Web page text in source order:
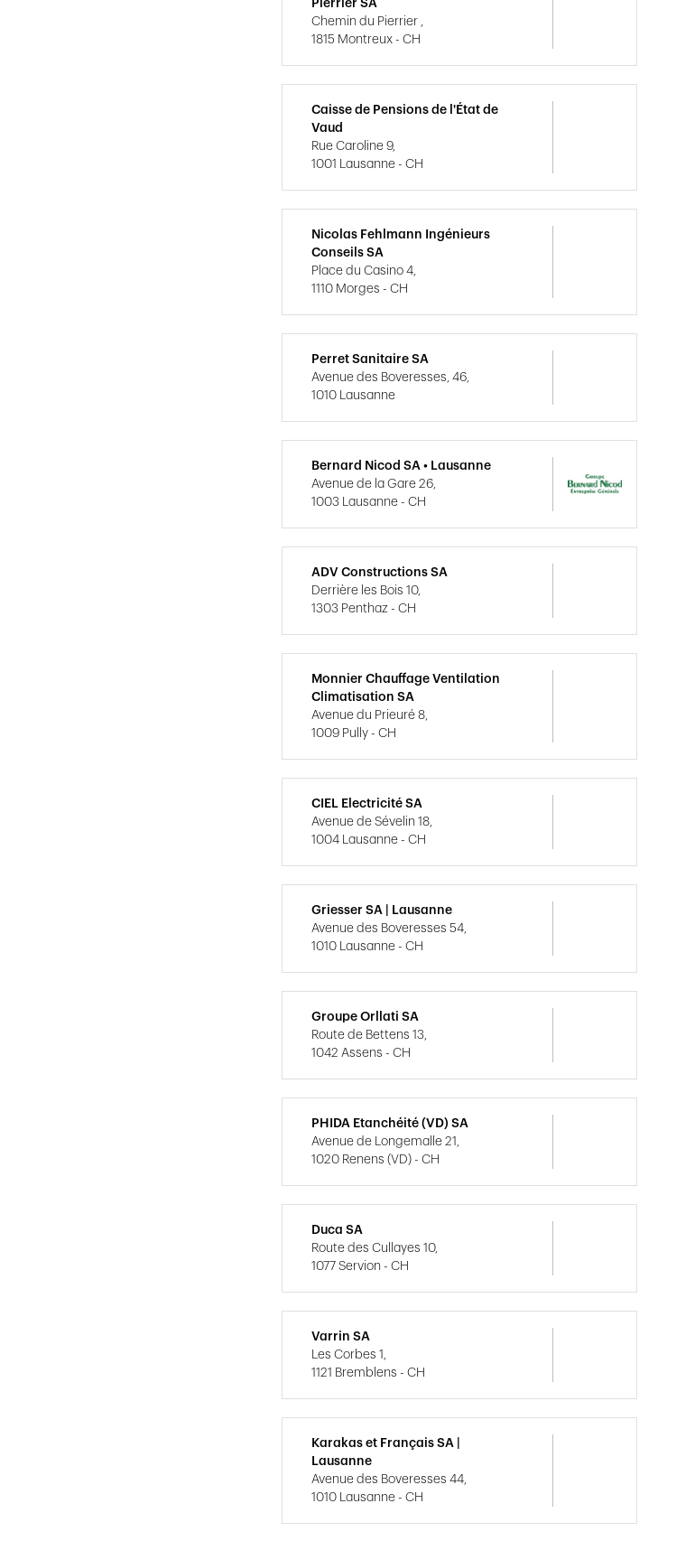
Pierrier SA
Chemin du Pierrier ,
1815 Montreux - CH
Caisse de Pensions de l'État de
Vaud
Rue Caroline 9,
1001 Lausanne - CH
Nicolas Fehlmann Ingénieurs
Conseils SA
Place du Casino 4,
1110 Morges - CH
Perret Sanitaire SA
Avenue des Boveresses, 46,
1010 Lausanne
Bernard Nicod SA • Lausanne
Avenue de la Gare 26,
1003 Lausanne - CH
ADV Constructions SA
Derrière les Bois 10,
1303 Penthaz - CH
Monnier Chauffage Ventilation
Climatisation SA
Avenue du Prieuré 8,
1009 Pully - CH
CIEL Electricité SA
Avenue de Sévelin 18,
1004 Lausanne - CH
Griesser SA | Lausanne
Avenue des Boveresses 54,
1010 Lausanne - CH
Groupe Orllati SA
Route de Bettens 13,
1042 Assens - CH
PHIDA Etanchéité (VD) SA
Avenue de Longemalle 21,
1020 Renens (VD) - CH
Duca SA
Route des Cullayes 10,
1077 Servion - CH
Varrin SA
Les Corbes 1,
1121 Bremblens - CH
Karakas et Français SA |
Lausanne
Avenue des Boveresses 44,
1010 Lausanne - CH